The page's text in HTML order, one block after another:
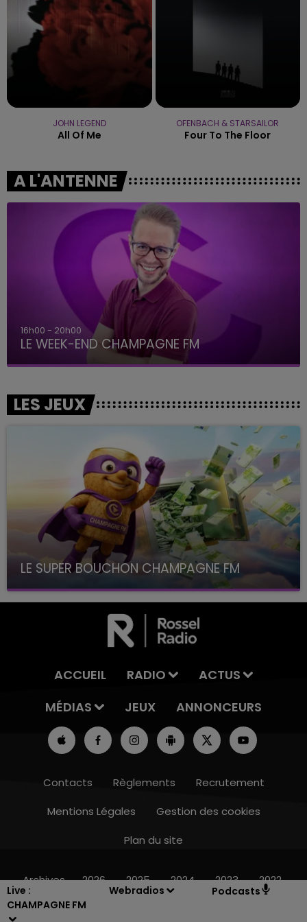
Live :
CHAMPAGNE FM
Webradios Podcasts
7h00 - 12h00
JOHN LEGEND
All Of Me
OFENBACH & STARSAILOR
Four To The Floor
A L'ANTENNE
16h00 - 20h00
LE WEEK-END CHAMPAGNE FM
LES JEUX
LE SUPER BOUCHON CHAMPAGNE FM
avec La Famille Champagne FM, à 8H10
ACCUEIL RADIO
ACTUS
MÉDIAS
JEUX ANNONCEURS
Contacts Règlements
Recrutement
Mentions Légales
Gestion des cookies
Plan du site
Archives 2026 2025 2024 2023 2022